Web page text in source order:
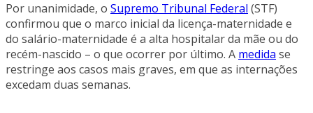
Por unanimidade, o Supremo Tribunal Federal (STF)
confirmou que o marco inicial da licença-maternidade e
do salário-maternidade é a alta hospitalar da mãe ou do
recém-nascido – o que ocorrer por último. A medida se
restringe aos casos mais graves, em que as internações
excedam duas semanas.